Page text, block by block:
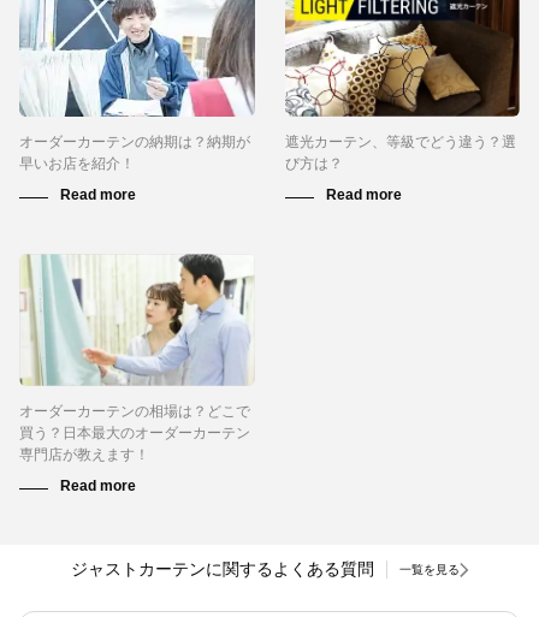
オーダーカーテンの納期は？納期が
早いお店を紹介！
遮光カーテン、等級でどう違う？選
び方は？
オーダーカーテンの相場は？どこで
買う？日本最大のオーダーカーテン
専門店が教えます！
ジャストカーテンに関するよくある質問 一覧を見る